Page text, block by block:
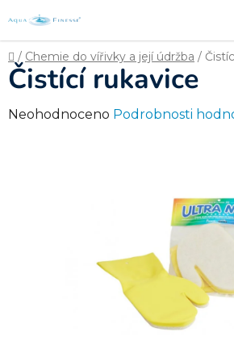
na
obsah
Domů
/ Chemie do vířivky a její údržba /
Čistící rukavice
Průměrné
Neohodnoceno Podrobnosti